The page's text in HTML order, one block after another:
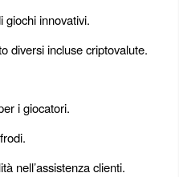
giochi innovativi.
diversi incluse criptovalute.
i giocatori.
nell’assistenza clienti.